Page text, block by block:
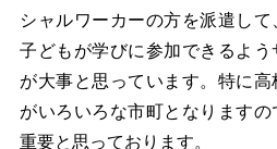
シャルワーカーの方を派遣して
子どもが学びに参加できるよう
が大事と思っています。特に
がいろいろな市町となります
重要と思っております。